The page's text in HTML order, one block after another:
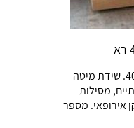
שידה לחדר השינה דגם 403-2. שידת מיטה
מסילות
אירופאי. מספר